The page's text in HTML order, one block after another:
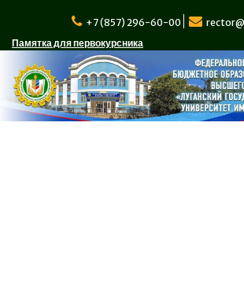
содержимому
+7 (857) 296-60-00
Памятка для первокурсника